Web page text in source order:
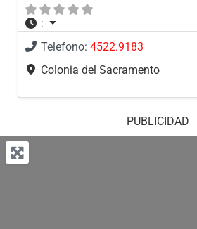
:
Telefono: 4522.9183
Colonia del Sacramento
PUBLICIDAD